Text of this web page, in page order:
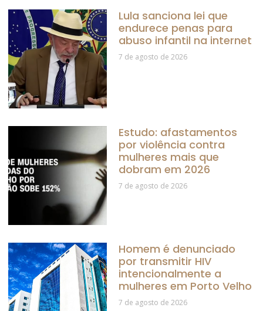
Lula sanciona lei que
endurece penas para
abuso infantil na internet
7 de agosto de 2026
Estudo: afastamentos
por violência contra
mulheres mais que
dobram em 2026
7 de agosto de 2026
Homem é denunciado
por transmitir HIV
intencionalmente a
mulheres em Porto Velho
7 de agosto de 2026